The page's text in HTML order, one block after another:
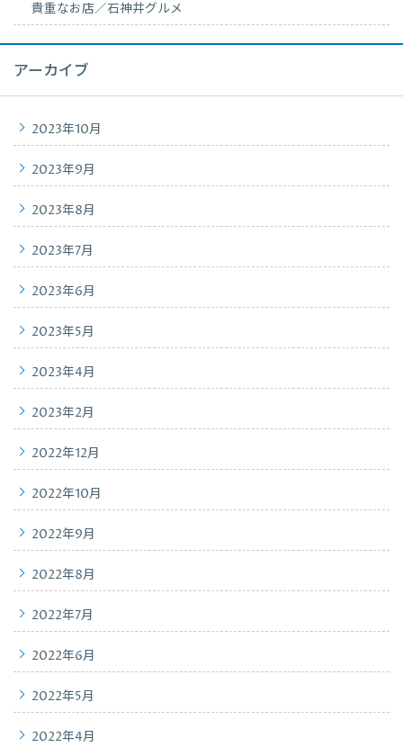
貴重なお店／石神井グルメ
アーカイブ
2023年10月
2023年9月
2023年8月
2023年7月
2023年6月
2023年5月
2023年4月
2023年2月
2022年12月
2022年10月
2022年9月
2022年8月
2022年7月
2022年6月
2022年5月
2022年4月